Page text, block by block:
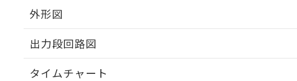
外形図
出力段回路図
タイムチャート